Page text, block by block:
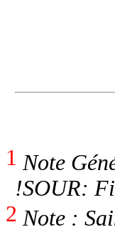
1 Note
!SOUR:
2 Note :